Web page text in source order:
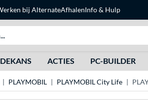
bij AlternateAfhalenInfo & Hulp
ACTIES PC-BUILDER
PLAYMOBIL PLAYMOBIL City Life